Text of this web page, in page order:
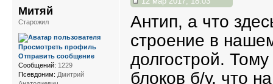
Антип, а что
строение в
долгострой.
блоков б/у, что
Митяй
Старожил
Просмотреть профиль
Отправить сообщение
Сообщений: 1229
Псевдоним: Дмитрий